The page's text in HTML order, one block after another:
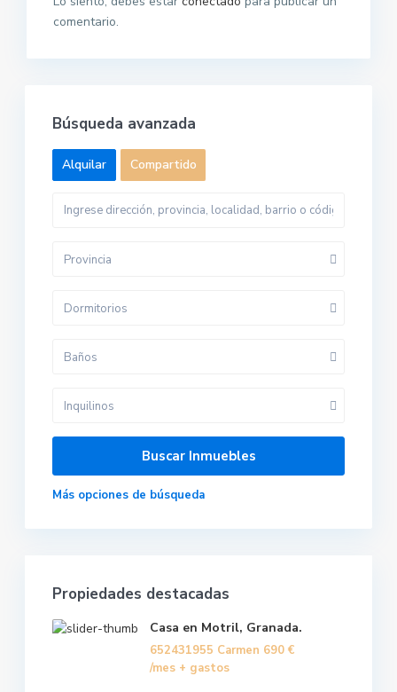
comentario.
Búsqueda avanzada
Alquilar Compartido
Provincia
Dormitorios
Baños
Inquilinos
Más opciones de búsqueda
Propiedades destacadas
Casa en Motril, Granada.
652431955 Carmen 690 €
/mes + gastos